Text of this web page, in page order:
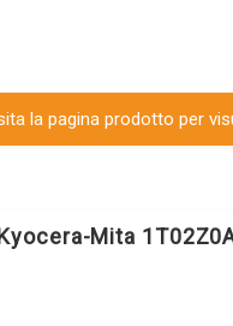
la pagina prodotto per
Mita